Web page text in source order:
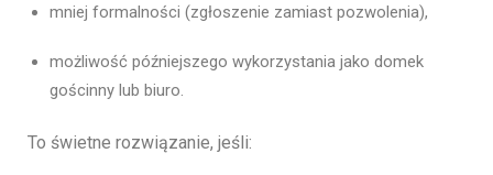
mniej formalności (zgłoszenie zamiast pozwolenia),
możliwość późniejszego wykorzystania jako domek
gościnny lub biuro.
To świetne rozwiązanie, jeśli: